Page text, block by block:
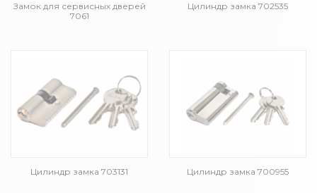
Замок для сервисных дверей
7061
Цилиндр замка 702535
Цилиндр замка 703131 Цилиндр замка 700955